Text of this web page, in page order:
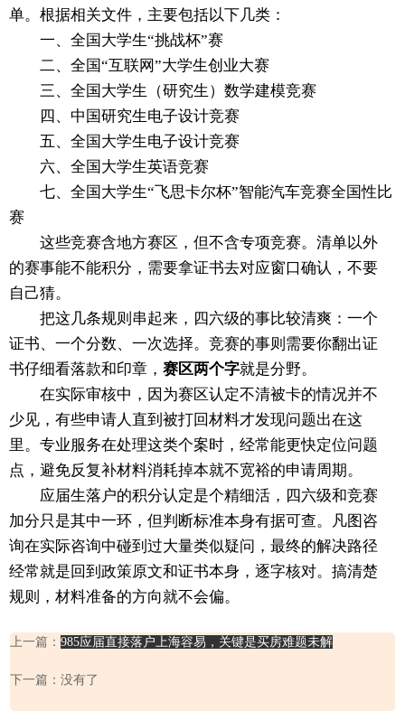
单。根据相关文件，主要包括以下几类：
一、全国大学生“挑战杯”赛
二、全国“互联网”大学生创业大赛
三、全国大学生（研究生）数学建模竞赛
四、中国研究生电子设计竞赛
五、全国大学生电子设计竞赛
六、全国大学生英语竞赛
七、全国大学生“飞思卡尔杯”智能汽车竞赛全国性比
赛
这些竞赛含地方赛区，但不含专项竞赛。清单以外
的赛事能不能积分，需要拿证书去对应窗口确认，不要
自己猜。
把这几条规则串起来，四六级的事比较清爽：一个
证书、一个分数、一次选择。竞赛的事则需要你翻出证
书仔细看落款和印章， 赛区两个字就是分野。
在实际审核中，因为赛区认定不清被卡的情况并不
少见，有些申请人直到被打回材料才发现问题出在这
里。专业服务在处理这类个案时，经常能更快定位问题
点，避免反复补材料消耗掉本就不宽裕的申请周期。
应届生落户的积分认定是个精细活，四六级和竞赛
加分只是其中一环，但判断标准本身有据可查。凡图咨
询在实际咨询中碰到过大量类似疑问，最终的解决路径
经常就是回到政策原文和证书本身，逐字核对。搞清楚
规则，材料准备的方向就不会偏。
上一篇： 985应届直接落户上海容易，关键是买房难题未解
下一篇：没有了